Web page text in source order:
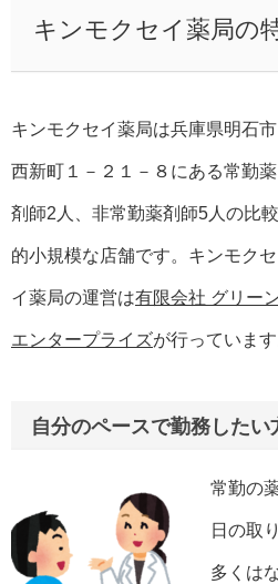
キンモクセイ薬局の
キンモクセイ薬局は兵庫県明石市
西新町１－２１－８にある常勤薬
剤師2人、非常勤薬剤師5人の比較
的小規模な店舗です。キンモクセ
イ薬局の運営は有限会社 グリー
エンタープライズが行っています
自分のペースで勤務したい
常勤の
日の取
多くは